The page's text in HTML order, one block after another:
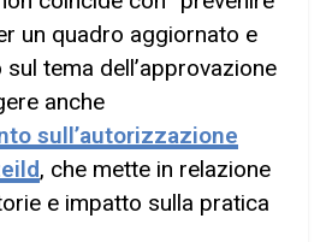
un quadro aggiornato e
tema dell’approvazione
anche
sull’autorizzazione
, che mette in relazione
e impatto sulla pratica